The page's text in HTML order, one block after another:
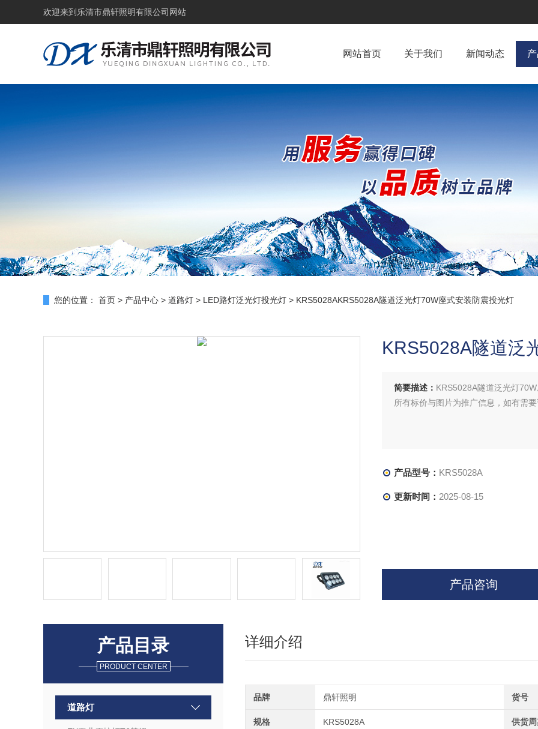
欢迎来到 乐清市鼎轩照明有限公司网站
网站首页 关于我们 新闻动态
您的位置： 首页 > 产品中心 > 道路灯 > LED路灯泛光灯投光灯 > KRS5028AKRS5028A隧道泛光灯70W座式安装防震投光灯
KRS5028A隧道泛
简要描述： KRS5028A隧道泛光灯
所有标价与图片为推广信息，如有需
产品型号： KRS5028A
更新时间： 2025-08-15
产品咨询
产品目录
PRODUCT CENTER
道路灯
详细介绍
品牌 鼎轩照明 货号
规格 KRS5028A 供货